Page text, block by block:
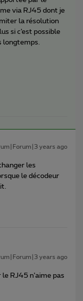
via RJ45 dont je
la résolution
si c’est possible
longtemps.
years ago
les
le décodeur
years ago
RJ45 n’aime pas